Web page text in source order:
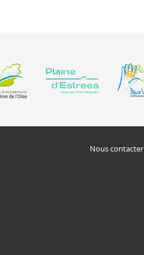
Nous contacter